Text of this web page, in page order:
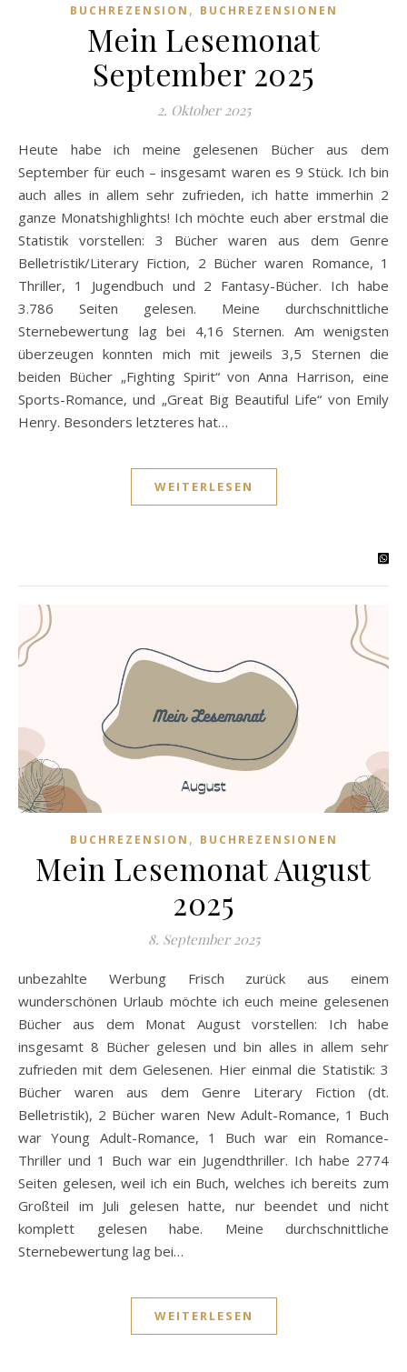
BUCHREZENSION , BUCHREZENSIONEN
Mein Lesemonat
September 2025
2. Oktober 2025
Heute habe ich meine gelesenen Bücher aus dem
September für euch – insgesamt waren es 9 Stück. Ich bin
auch alles in allem sehr zufrieden, ich hatte immerhin 2
ganze Monatshighlights! Ich möchte euch aber erstmal die
Statistik vorstellen: 3 Bücher waren aus dem Genre
Belletristik/Literary Fiction, 2 Bücher waren Romance, 1
Thriller, 1 Jugendbuch und 2 Fantasy-Bücher. Ich habe
3.786 Seiten gelesen. Meine durchschnittliche
Sternebewertung lag bei 4,16 Sternen. Am wenigsten
überzeugen konnten mich mit jeweils 3,5 Sternen die
beiden Bücher „Fighting Spirit“ von Anna Harrison, eine
Sports-Romance, und „Great Big Beautiful Life“ von Emily
Henry. Besonders letzteres hat…
WEITERLESEN
BUCHREZENSION , BUCHREZENSIONEN
Mein Lesemonat August
2025
8. September 2025
unbezahlte Werbung Frisch zurück aus einem
wunderschönen Urlaub möchte ich euch meine gelesenen
Bücher aus dem Monat August vorstellen: Ich habe
insgesamt 8 Bücher gelesen und bin alles in allem sehr
zufrieden mit dem Gelesenen. Hier einmal die Statistik: 3
Bücher waren aus dem Genre Literary Fiction (dt.
Belletristik), 2 Bücher waren New Adult-Romance, 1 Buch
war Young Adult-Romance, 1 Buch war ein Romance-
Thriller und 1 Buch war ein Jugendthriller. Ich habe 2774
Seiten gelesen, weil ich ein Buch, welches ich bereits zum
Großteil im Juli gelesen hatte, nur beendet und nicht
komplett gelesen habe. Meine durchschnittliche
Sternebewertung lag bei…
WEITERLESEN